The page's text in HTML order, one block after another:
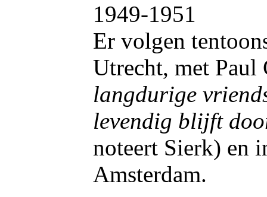
1949-1951
Er volgen
Utrecht, met Paul
langdurige
levendig blijft
noteert Sierk) en
Amsterdam.